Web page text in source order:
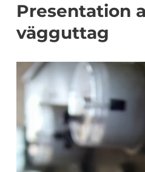
Presentation
vägguttag